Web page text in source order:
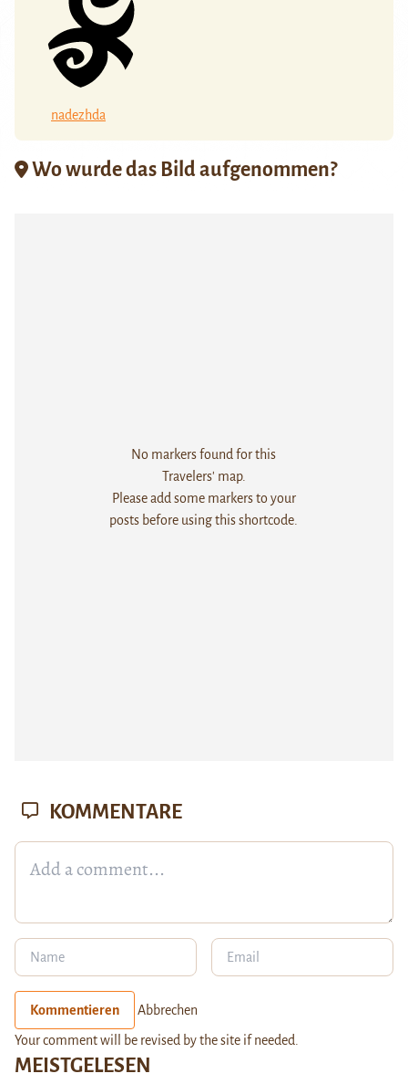
nadezhda
Wo wurde das Bild aufgenommen?
No markers found for this
Travelers' map.
Please add some markers to your
posts before using this shortcode.
MEISTGELESEN
KOMMENTARE
Kommentieren Abbrechen
Your comment will be revised by the site if needed.